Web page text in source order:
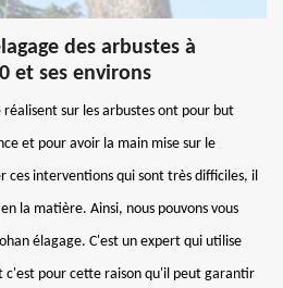
des arbustes à
et ses environs
réalisent sur les arbustes ont pour but
et pour avoir la main mise sur le
ces interventions qui sont très difficiles, il
la matière. Ainsi, nous pouvons vous
élagage. C'est un expert qui utilise
c'est pour cette raison qu'il peut garantir